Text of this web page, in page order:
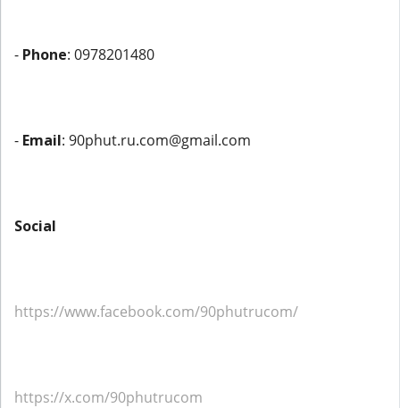
- Phone: 0978201480
- Email: 90phut.ru.com@gmail.com
Social
https://www.facebook.com/90phutrucom/
https://x.com/90phutrucom